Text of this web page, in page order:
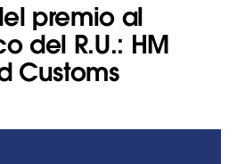
premio al
del R.U.: HM
Customs